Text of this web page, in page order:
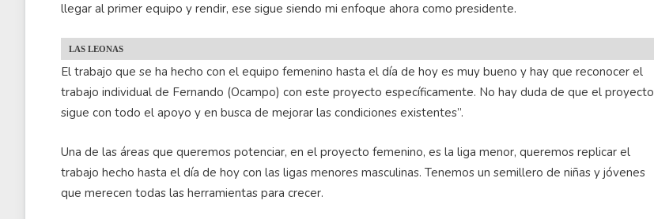
llegar al primer equipo y rendir, ese sigue siendo mi enfoque ahora como presidente.
LAS LEONAS
El trabajo que se ha hecho con el equipo femenino hasta el día de hoy es muy bueno y hay que reconocer el
trabajo individual de Fernando (Ocampo) con este proyecto específicamente. No hay duda de que el proyecto
sigue con todo el apoyo y en busca de mejorar las condiciones existentes”.
Una de las áreas que queremos potenciar, en el proyecto femenino, es la liga menor, queremos replicar el
trabajo hecho hasta el día de hoy con las ligas menores masculinas. Tenemos un semillero de niñas y jóvenes
que merecen todas las herramientas para crecer.